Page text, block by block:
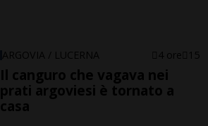
ARGOVIA / LUCERNA 4 ore 15
Il canguro che vagava nei
prati argoviesi è tornato a
casa